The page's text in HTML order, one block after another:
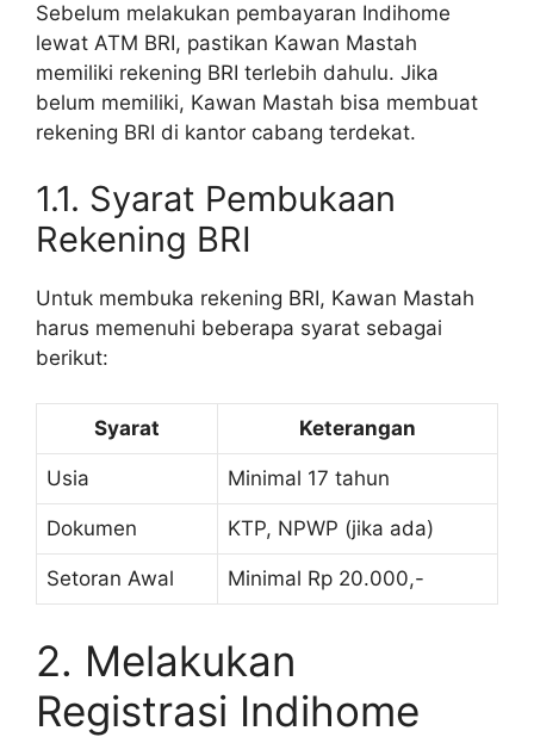
Sebelum melakukan pembayaran Indihome
lewat ATM BRI, pastikan Kawan Mastah
memiliki rekening BRI terlebih dahulu. Jika
belum memiliki, Kawan Mastah bisa membuat
rekening BRI di kantor cabang terdekat.
1.1. Syarat Pembukaan
Rekening BRI
Untuk membuka rekening BRI, Kawan Mastah
harus memenuhi beberapa syarat sebagai
berikut:
Syarat Keterangan
Usia Minimal 17 tahun
Dokumen KTP, NPWP (jika ada)
Setoran Awal Minimal Rp 20.000,-
2. Melakukan
Registrasi Indihome